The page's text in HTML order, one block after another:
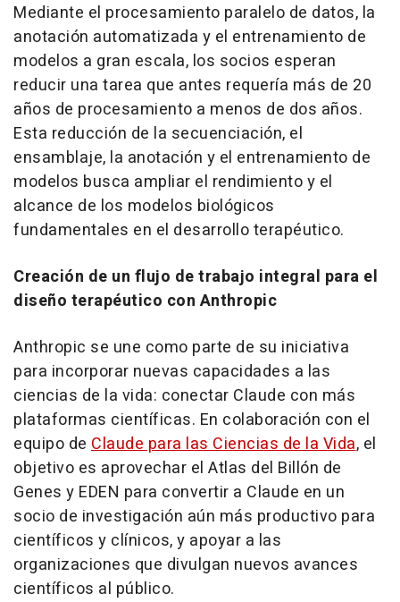
Mediante el procesamiento paralelo de datos, la
anotación automatizada y el entrenamiento de
modelos a gran escala, los socios esperan
reducir una tarea que antes requería más de 20
años de procesamiento a menos de dos años.
Esta reducción de la secuenciación, el
ensamblaje, la anotación y el entrenamiento de
modelos busca ampliar el rendimiento y el
alcance de los modelos biológicos
fundamentales en el desarrollo terapéutico.
Creación de un flujo de trabajo integral para el
diseño terapéutico con Anthropic
Anthropic se une como parte de su iniciativa
para incorporar nuevas capacidades a las
ciencias de la vida: conectar Claude con más
plataformas científicas. En colaboración con el
equipo de Claude para las Ciencias de la Vida, el
objetivo es aprovechar el Atlas del Billón de
Genes y EDEN para convertir a Claude en un
socio de investigación aún más productivo para
científicos y clínicos, y apoyar a las
organizaciones que divulgan nuevos avances
científicos al público.